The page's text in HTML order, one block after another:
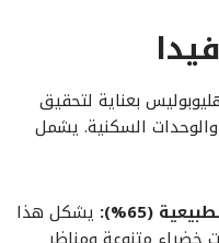
بعناية لتحقيق
السكنية. يشمل
(65%):
يشكل هذا